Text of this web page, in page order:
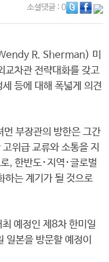
소셜댓글: 0
R. Sherman) 미
교차관 전략대화를 갖고
등에 대해 폭넓게 의견
부장관의 방한은 그간
위급 교류와 소통을 지
, 한반도･지역･글로벌
하는 계기가 될 것으로
예정인 제8차 한미일
본을 방문할 예정이